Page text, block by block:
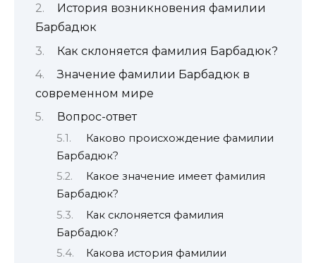
История возникновения фамилии
Барбадюк
Как склоняется фамилия Барбадюк?
Значение фамилии Барбадюк в
современном мире
Вопрос-ответ
Каково происхождение фамилии
Барбадюк?
Какое значение имеет фамилия
Барбадюк?
Как склоняется фамилия
Барбадюк?
Какова история фамилии